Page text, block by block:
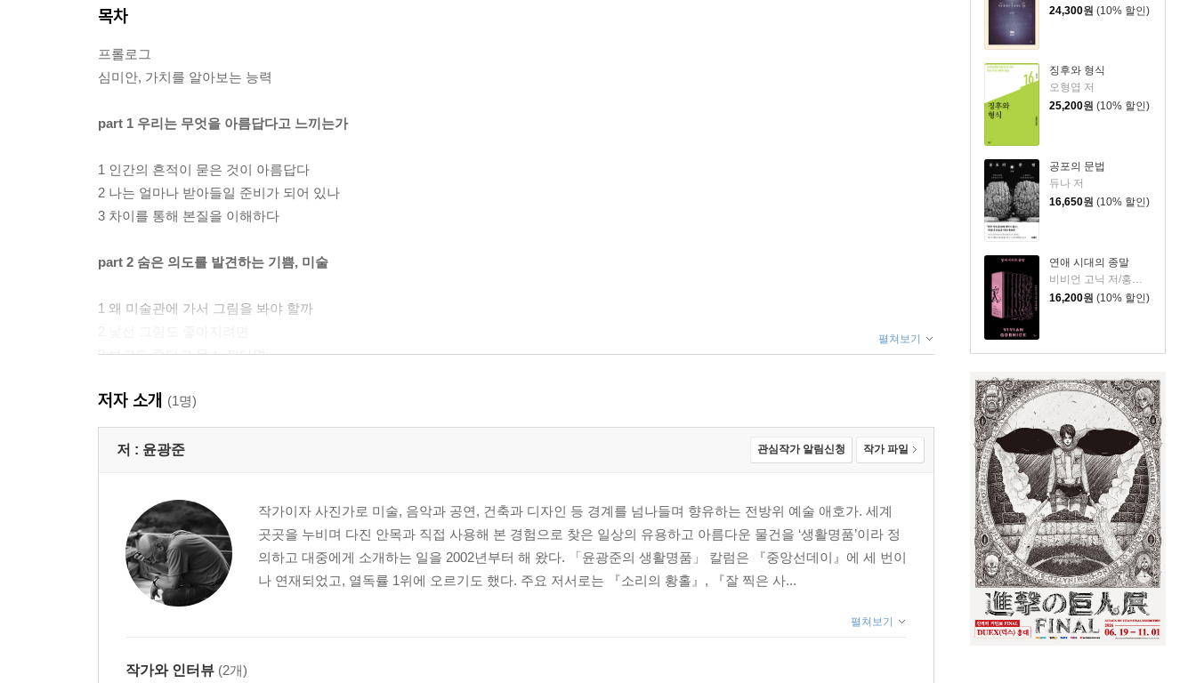
24,300원 (10% 할인)
징후와 형식
오형엽 저
25,200원 (10% 할인)
공포의 문법
듀나 저
16,650원 (10% 할인)
연애 시대의 종말
16,200원 (10% 할인)
목차
프롤로그
심미안, 가치를 알아보는 능력
part 1 우리는 무엇을 아름답다고 느끼는가
1 인간의 흔적이 묻은 것이 아름답다
2 나는 얼마나 받아들일 준비가 되어 있나
3 차이를 통해 본질을 이해하다
part 2 숨은 의도를 발견하는 기쁨, 미술
1 왜 미술관에 가서 그림을 봐야 할까
3 보고도 좋다고 못 느낀다면
5 전시를 즐기는 여섯 가지 방법
6 미술관 밖에서 미술 만나기
1 시간의 질서를 느끼다
2 사라지기에 가슴에 남는다
3 국악의 세계로 들어가려면
4 거듭 부활하는 아름다움, 클래식
5 귀가 예민해야 음악을 좋아하게 될까
part 4 나를 둘러싼 공간이 확장되는 마술, 건축
펼쳐보기
저자 소개 (1명)
저 : 윤광준 관심작가 알림신청 작가 파일
작가이자 사진가로 미술, 음악과 공연, 건축과 디자인 등 경계를 넘나들며 향유하는 전방위 예술 애호가. 세계
곳곳을 누비며 다진 안목과 직접 사용해 본 경험으로 찾은 일상의 유용하고 아름다운 물건을 ‘생활명품’이라 정
의하고 대중에게 소개하는 일을 2002년부터 해 왔다. 「윤광준의 생활명품」 칼럼은 『중앙선데이』에 세 번이
나 연재되었고, 열독률 1위에 오르기도 했다. 주요 저서로는 『소리의 황홀』, 『잘 찍은 사...
펼쳐보기
작가와 인터뷰 (2개)